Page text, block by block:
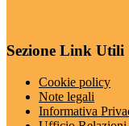
Sezione Link Utili
Cookie policy
Note legali
Informativa